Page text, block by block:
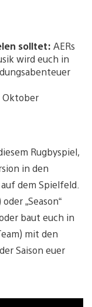
solltet: AERs
wird euch in
Oktober
Rugbyspiel,
in den
dem Spielfeld.
„Season“
baut euch in
mit den
Saison euer